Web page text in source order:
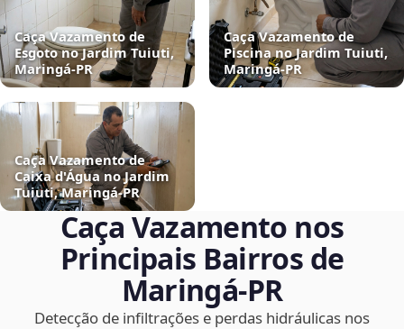
Caça Vazamento de
Esgoto no Jardim Tuiuti,
Maringá‑PR
Caça Vazamento de
Piscina no Jardim Tuiuti,
Maringá‑PR
Caça Vazamento de
Caixa d'Água no Jardim
Tuiuti, Maringá‑PR
Caça Vazamento nos
Principais Bairros de
Maringá‑PR
Detecção de infiltrações e perdas hidráulicas nos